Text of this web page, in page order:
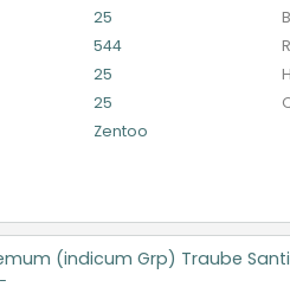
25
544
25
25
Zentoo
(indicum Grp) Traube
Aaa Insta